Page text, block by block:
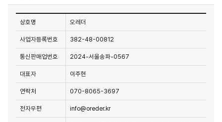
상호명 오레더
사업자등록번호 382-48-00812
통신판매업번호 2024-서울송파-0567
대표자 이주현
연락처 070-8065-3697
전자우편 info@oreder.kr